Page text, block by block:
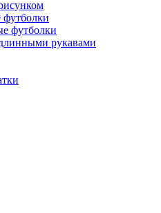
футболки
рукавами